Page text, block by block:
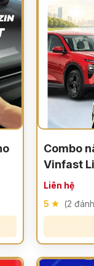
Combo
Vinfast
Liên hệ
5
(2